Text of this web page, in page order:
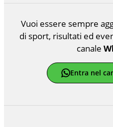
Vuoi essere sempre
di sport, risultati ed
canale
Entra nel